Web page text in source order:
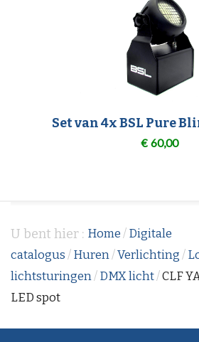
Set van 4x BSL Pure
€ 60,00
U bent hier : Home / Digitale
catalogus / Huren /Verlichting /
lichtsturingen / DMX licht /CLF
LED spot